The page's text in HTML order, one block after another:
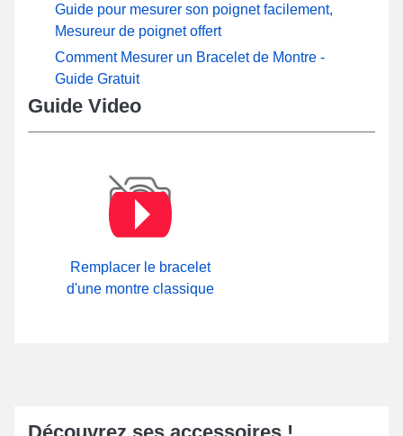
Guide pour mesurer son poignet facilement,
Mesureur de poignet offert
Comment Mesurer un Bracelet de Montre -
Guide Gratuit
Guide Video
Remplacer le bracelet
d'une montre classique